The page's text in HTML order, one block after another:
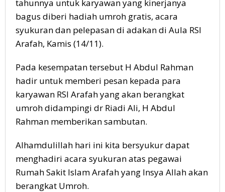
tahunnya untuk karyawan yang kinerjanya
bagus diberi hadiah umroh gratis, acara
syukuran dan pelepasan di adakan di Aula RSI
Arafah, Kamis (14/11).
Pada kesempatan tersebut H Abdul Rahman
hadir untuk memberi pesan kepada para
karyawan RSI Arafah yang akan berangkat
umroh didampingi dr Riadi Ali, H Abdul
Rahman memberikan sambutan.
Alhamdulillah hari ini kita bersyukur dapat
menghadiri acara syukuran atas pegawai
Rumah Sakit Islam Arafah yang Insya Allah akan
berangkat Umroh.